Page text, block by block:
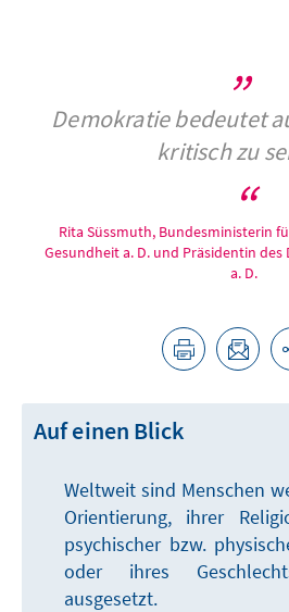
Demokratie bedeutet
kritisch zu
Rita Süssmuth, Bundesministerin
Gesundheit a. D. und Präsidentin
a. D.
Auf einen Blick
Weltweit sind Menschen
Orientierung, ihrer
psychischer bzw.
oder ihres
ausgesetzt.